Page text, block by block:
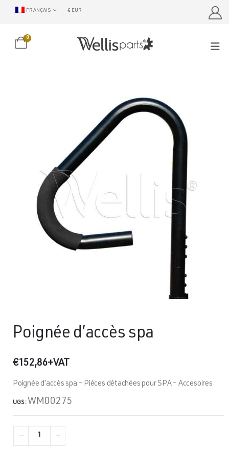
FRANÇAIS € EUR
0
Poignée d’accès spa
€152,86+VAT
Poignée d’accès spa – Piéces détachées pour SPA – Accesoires
UGS : WM00275